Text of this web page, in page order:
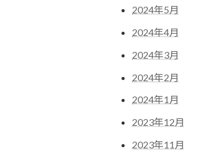
2024年5月
2024年4月
2024年3月
2024年2月
2024年1月
2023年12月
2023年11月